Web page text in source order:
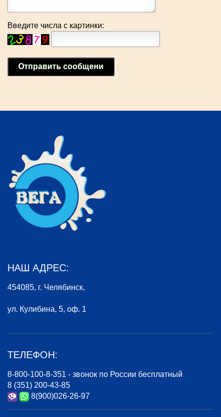
Введите числа с картинки:
Отправить сообщени
НАШ АДРЕС:
454085, г. Челябинск,
ул. Кулибина, 5, оф. 1
ТЕЛЕФОН:
8-800-100-8-351 - звонок по России бесплатный
8 (351) 200-43-85
8(900)026-26-97